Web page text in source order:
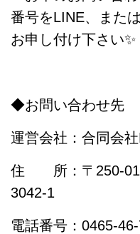
番号をLINE、また
お申し付け下さい✨
◆お問い合わせ先
運営会社：合同会
住 所：〒250-
3042-1
電話番号：0465-